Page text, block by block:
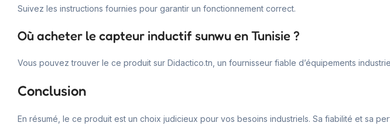
Suivez les instructions fournies pour garantir un fonctionnement correct.
Où acheter le capteur inductif sunwu en Tunisie ?
Vous pouvez trouver le ce produit sur Didactico.tn, un fournisseur fiable d’équipements
Conclusion
En résumé, le ce produit est un choix judicieux pour vos besoins industriels. Sa fiabilité et sa